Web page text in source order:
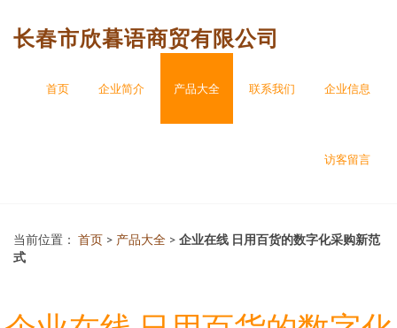
长春市欣暮语商贸有限公司
首页 企业简介 产品大全 联系我们 企业信息
访客留言
当前位置： 首页 > 产品大全 > 企业在线 日用百货的数字化采购新范
式